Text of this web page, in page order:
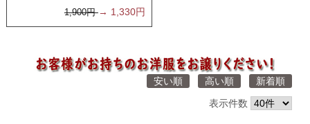
1,900円→ 1,330円
安い順 高い順
新着順
表示件数